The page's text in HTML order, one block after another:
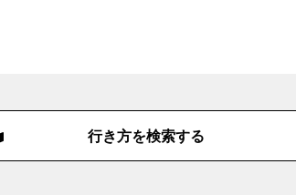
行き方を検索する